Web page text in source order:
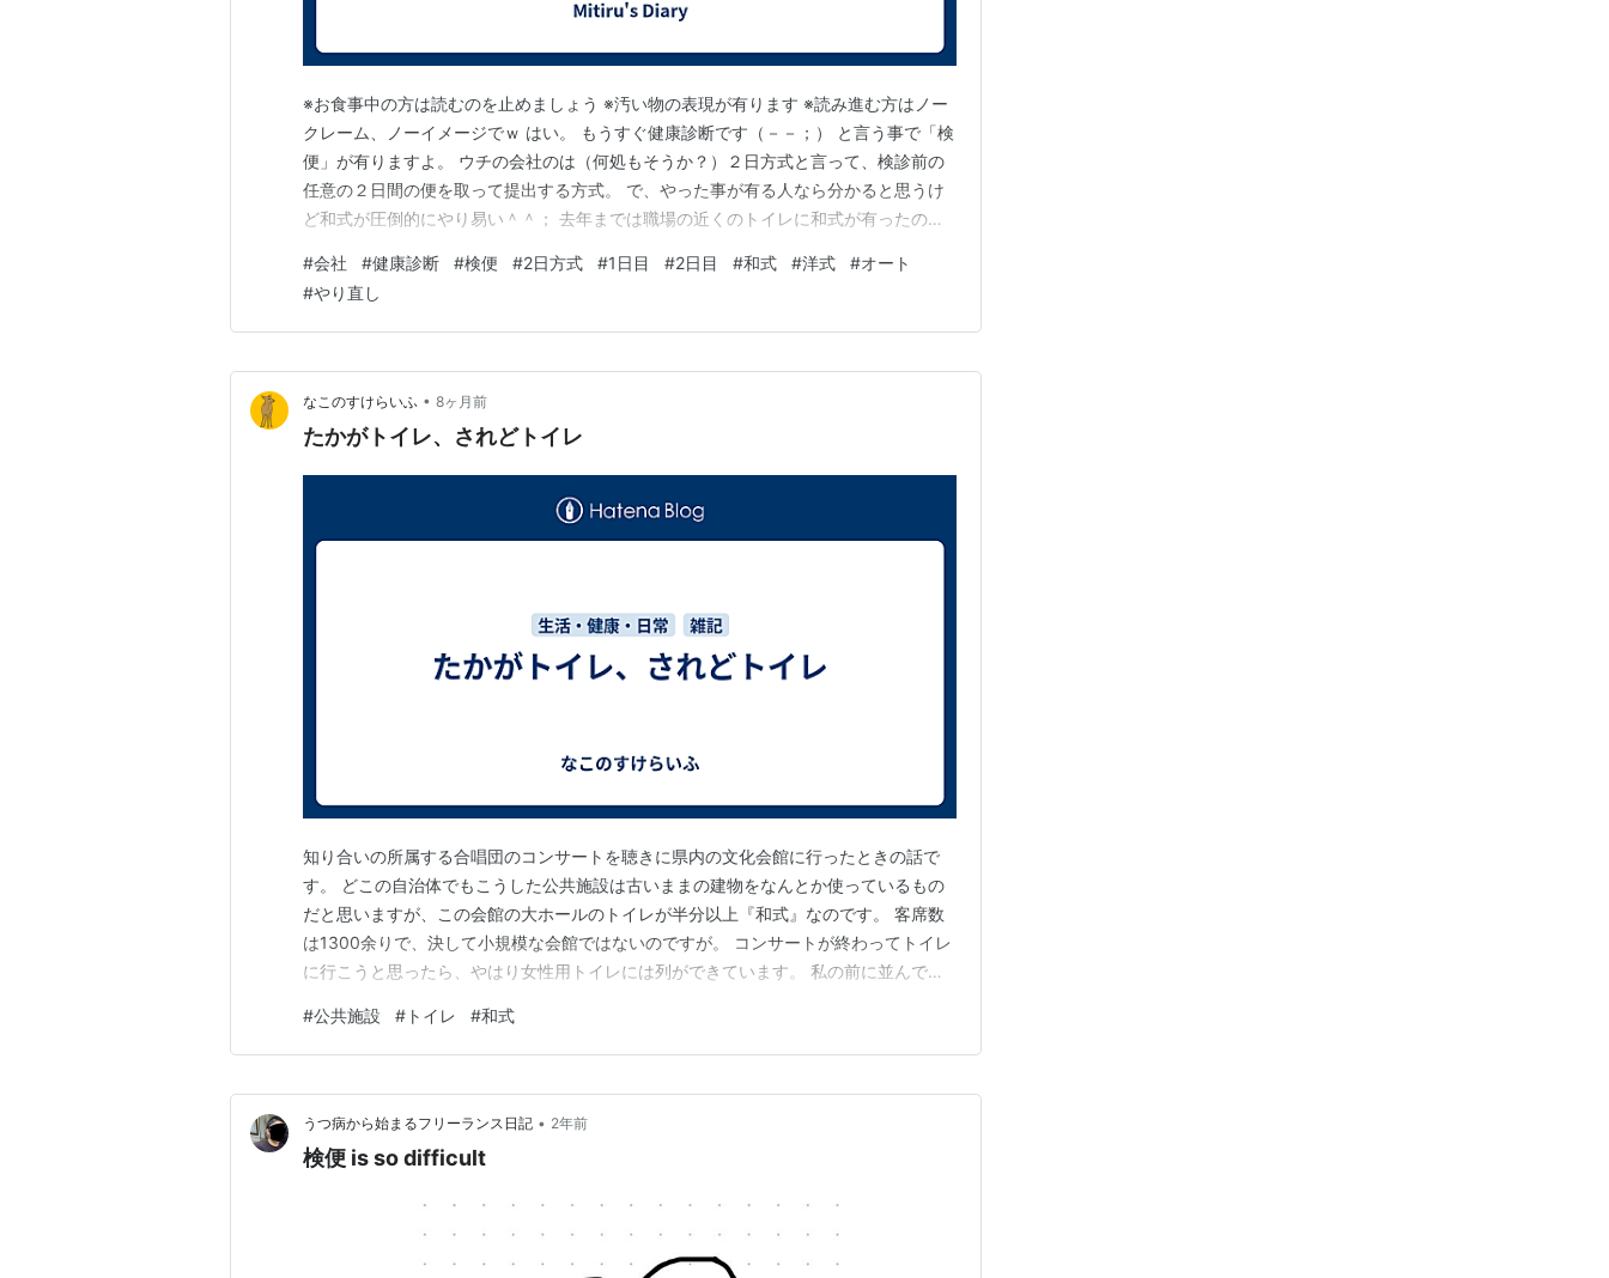
※お食事中の方は読むのを止めましょう ※汚い物の表現が有ります ※読み進む方はノー
クレーム、ノーイメージでｗ はい。 もうすぐ健康診断です（－－；） と言う事で「検
便」が有りますよ。 ウチの会社のは（何処もそうか？）２日方式と言って、検診前の
任意の２日間の便を取って提出する方式。 で、やった事が有る人なら分かると思うけ
ど和式が圧倒的にやり易い＾＾； 去年までは職場の近くのトイレに和式が有ったので
すよね。 や、洋式でも出来るんですよ。 ただ、水深が深いのでティッシュを用心深く
入れて採取シート（便が乗っかる紙）が沈まない…
#会社 #健康診断 #検便 #2日方式 #1日目 #2日目 #和式 #洋式 #オート
#やり直し
なこのすけらいふ • 8ヶ月前
たかがトイレ、されどトイレ
知り合いの所属する合唱団のコンサートを聴きに県内の文化会館に行ったときの話で
す。 どこの自治体でもこうした公共施設は古いままの建物をなんとか使っているもの
だと思いますが、この会館の大ホールのトイレが半分以上『和式』なのです。 客席数
は1300余りで、決して小規模な会館ではないのですが。 コンサートが終わってトイレ
に行こうと思ったら、やはり女性用トイレには列ができています。 私の前に並んでい
つ人の列』になっていたのです。 合唱団のメンバー構成はシニア層なので、観客も同
世代がほとんど。 トイレに並んでいる人々を見ると私は…
#公共施設 # トイレ #和式
うつ病から始まるフリーランス日記 • 2年前
検便 is so difficult